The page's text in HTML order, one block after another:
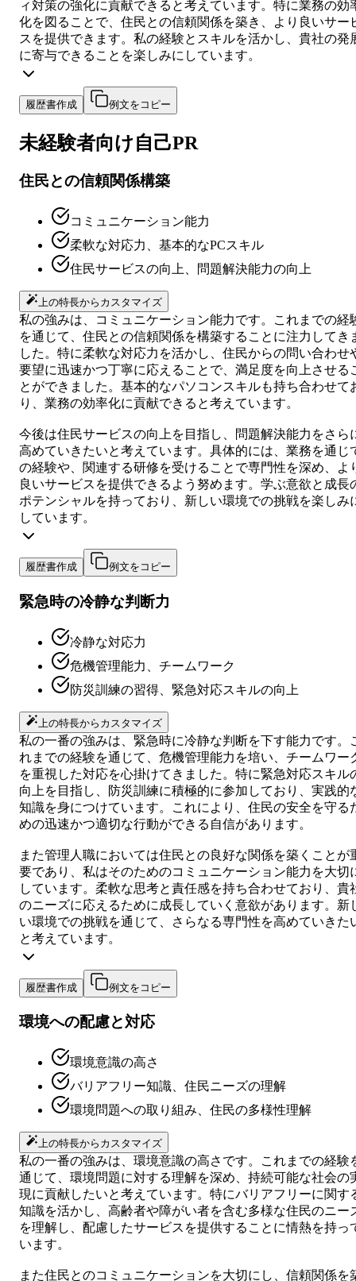
ィ対策の強化に貢献できると考えています。特に業務の効
化を図ることで、住民との信頼関係を築き、より良いサー
スを提供できます。私の経験とスキルを活かし、貴社の発
に寄与できることを楽しみにしています。
履歴書作成 例文をコピー
未経験者向け自己PR
住民との信頼関係構築
コミュニケーション能力
柔軟な対応力、基本的なPCスキル
住民サービスの向上、問題解決能力の向上
上の特長からカスタマイズ
私の強みは、コミュニケーション能力です。これまでの経
を通じて、住民との信頼関係を構築することに注力してき
した。特に柔軟な対応力を活かし、住民からの問い合わせ
要望に迅速かつ丁寧に応えることで、満足度を向上させる
とができました。基本的なパソコンスキルも持ち合わせて
り、業務の効率化に貢献できると考えています。
今後は住民サービスの向上を目指し、問題解決能力をさら
高めていきたいと考えています。具体的には、業務を通じ
の経験や、関連する研修を受けることで専門性を深め、よ
良いサービスを提供できるよう努めます。学ぶ意欲と成長
ポテンシャルを持っており、新しい環境での挑戦を楽しみ
しています。
履歴書作成 例文をコピー
緊急時の冷静な判断力
冷静な対応力
危機管理能力、チームワーク
防災訓練の習得、緊急対応スキルの向上
上の特長からカスタマイズ
私の一番の強みは、緊急時に冷静な判断を下す能力です。
れまでの経験を通じて、危機管理能力を培い、チームワー
を重視した対応を心掛けてきました。特に緊急対応スキル
向上を目指し、防災訓練に積極的に参加しており、実践的
知識を身につけています。これにより、住民の安全を守る
めの迅速かつ適切な行動ができる自信があります。
また管理人職においては住民との良好な関係を築くことが
要であり、私はそのためのコミュニケーション能力を大切
しています。柔軟な思考と責任感を持ち合わせており、貴
のニーズに応えるために成長していく意欲があります。新
い環境での挑戦を通じて、さらなる専門性を高めていきた
と考えています。
履歴書作成 例文をコピー
環境への配慮と対応
環境意識の高さ
バリアフリー知識、住民ニーズの理解
環境問題への取り組み、住民の多様性理解
上の特長からカスタマイズ
私の一番の強みは、環境意識の高さです。これまでの経験
通じて、環境問題に対する理解を深め、持続可能な社会の
現に貢献したいと考えています。特にバリアフリーに関す
知識を活かし、高齢者や障がい者を含む多様な住民のニー
を理解し、配慮したサービスを提供することに情熱を持っ
います。
また住民とのコミュニケーションを大切にし、信頼関係を